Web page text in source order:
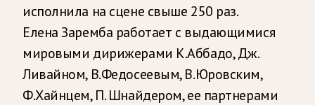
исполнила на сцене свыше 250 раз.
Елена Заремба работает с выдающимися
мировыми дирижерами К.Аббадо, Дж.
Ливайном, В.Федосеевым, В.Юровским,
Ф.Хайнцем, П. Шнайдером, ее партнерами